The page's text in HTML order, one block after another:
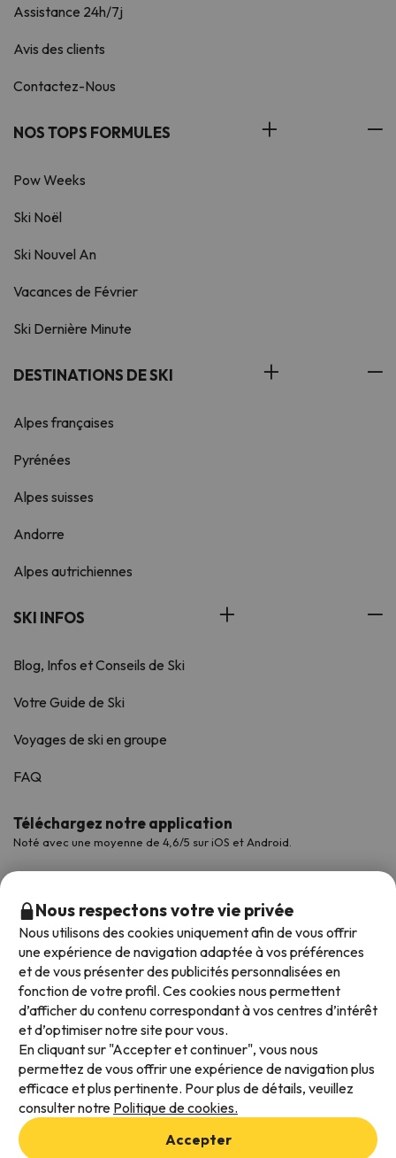
Assistance 24h/7j
Avis des clients
Contactez-Nous
NOS TOPS FORMULES
Pow Weeks
Ski Noël
Ski Nouvel An
Vacances de Février
Ski Dernière Minute
DESTINATIONS DE SKI
Alpes françaises
Pyrénées
Alpes suisses
Andorre
Alpes autrichiennes
SKI INFOS
Blog, Infos et Conseils de Ski
Votre Guide de Ski
Voyages de ski en groupe
FAQ
Téléchargez notre application
Noté avec une moyenne de 4,6/5 sur iOS et Android.
Modes de paiement disponibles
Conditions générales d'utilisation
Nous respectons votre vie privée
Nous utilisons des cookies uniquement afin de vous offrir
une expérience de navigation adaptée à vos préférences
et de vous présenter des publicités personnalisées en
fonction de votre profil. Ces cookies nous permettent
d’afficher du contenu correspondant à vos centres d’intérêt
et d’optimiser notre site pour vous.
En cliquant sur "Accepter et continuer", vous nous
permettez de vous offrir une expérience de navigation plus
efficace et plus pertinente. Pour plus de détails, veuillez
consulter notre Politique de cookies.
Accepter